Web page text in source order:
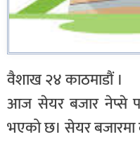
वैशाख २४ काठमाडौं ।
आज सेयर बजार नेप्से
भएको छ। सेयर बजारमा